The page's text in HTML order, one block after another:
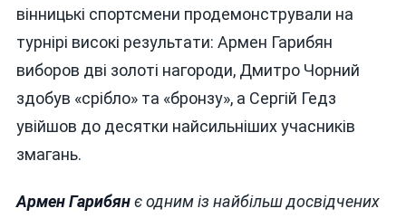
вінницькі спортсмени продемонстрували на
турнірі високі результати: Армен Гарибян
виборов дві золоті нагороди, Дмитро Чорний
здобув «срібло» та «бронзу», а Сергій Гедз
увійшов до десятки найсильніших учасників
змагань.
Армен Гарибянє одним із найбільш досвідчених